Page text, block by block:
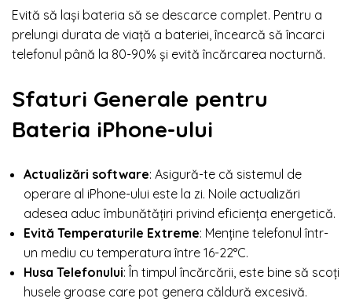
Evită să lași bateria să se descarce complet. Pentru a
prelungi durata de viață a bateriei, încearcă să încarci
telefonul până la 80-90% și evită încărcarea nocturnă.
Sfaturi Generale pentru
Bateria iPhone-ului
Actualizări software: Asigură-te că sistemul de
operare al iPhone-ului este la zi. Noile actualizări
adesea aduc îmbunătățiri privind eficiența energetică.
Evită Temperaturile Extreme: Menține telefonul într-
un mediu cu temperatura între 16-22°C.
Husa Telefonului: În timpul încărcării, este bine să scoți
husele groase care pot genera căldură excesivă.